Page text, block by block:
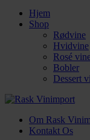
Hjem
Shop
Rødvine
Hvidvine
Rosé
Bobler
Dessert
Om Rask
Kontakt Os